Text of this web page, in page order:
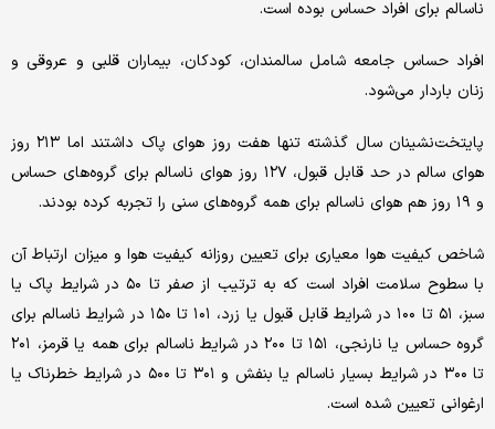
ناسالم برای افراد حساس بوده است.
افراد حساس جامعه شامل سالمندان، کودکان، بیماران قلبی و عروقی و
زنان باردار می‌شود.
پایتخت‌نشینان سال گذشته تنها هفت روز هوای پاک داشتند اما ۲۱۳ روز
هوای سالم در حد قابل قبول، ۱۲۷ روز هوای ناسالم برای گروه‌های حساس
و ۱۹ روز هم هوای ناسالم برای همه گروه‌های سنی را تجربه کرده بودند.
شاخص کیفیت هوا معیاری برای تعیین روزانه کیفیت هوا و میزان ارتباط آن
با سطوح سلامت افراد است که به ترتیب از صفر تا ۵۰ در شرایط پاک یا
سبز، ۵۱ تا ۱۰۰ در شرایط قابل قبول یا زرد، ۱۰۱ تا ۱۵۰ در شرایط ناسالم برای
گروه حساس یا نارنجی، ۱۵۱ تا ۲۰۰ در شرایط ناسالم برای همه یا قرمز، ۲۰۱
تا ۳۰۰ در شرایط بسیار ناسالم یا بنفش و ۳۰۱ تا ۵۰۰ در شرایط خطرناک یا
ارغوانی تعیین شده است.